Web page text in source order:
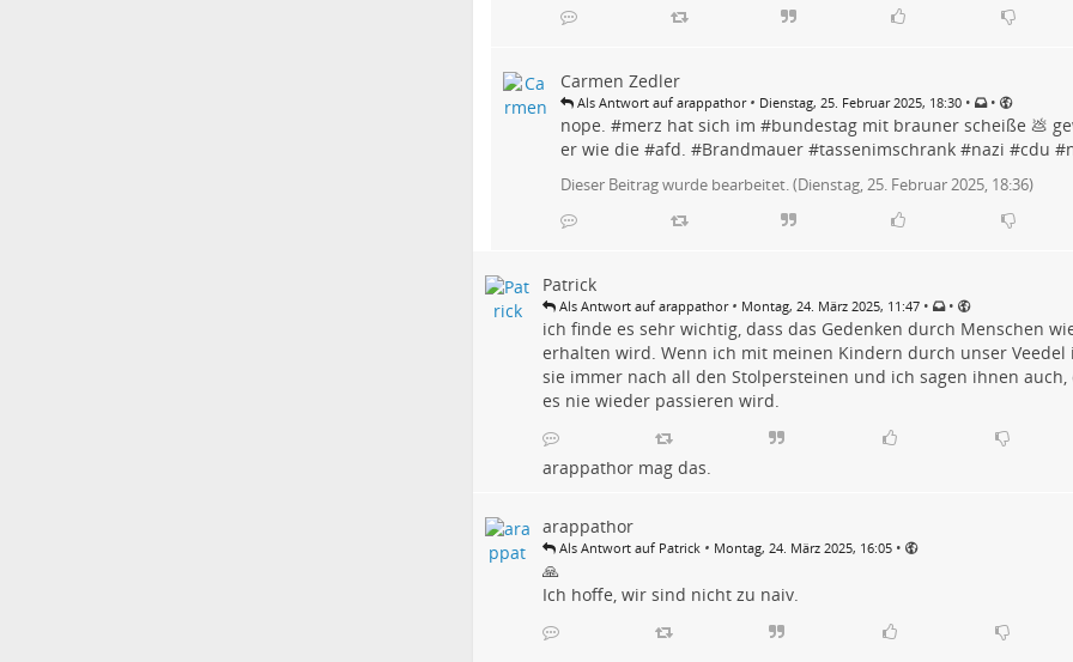
Carmen Zedler
Als Antwort auf arappathor • Dienstag, 25. Februar 2025, 18:30 • •
nope. #merz hat sich im #bundestagmit brauner scheiße 💩
er wie die #afd . #Brandmauer#tassenimschrank#nazi #cdu #
Dieser Beitrag wurde bearbeitet. (Dienstag, 25. Februar 2025, 18:36)
Patrick
Als Antwort auf arappathor • Montag, 24. März 2025, 11:47 • •
ich finde es sehr wichtig, dass das Gedenken durch Menschen
erhalten wird. Wenn ich mit meinen Kindern durch unser Veedel
sie immer nach all den Stolpersteinen und ich sagen ihnen auch,
es nie wieder passieren wird.
arappathormag das.
arappathor
Als Antwort auf Patrick • Montag, 24. März 2025, 16:05 •
🙏
Ich hoffe, wir sind nicht zu naiv.